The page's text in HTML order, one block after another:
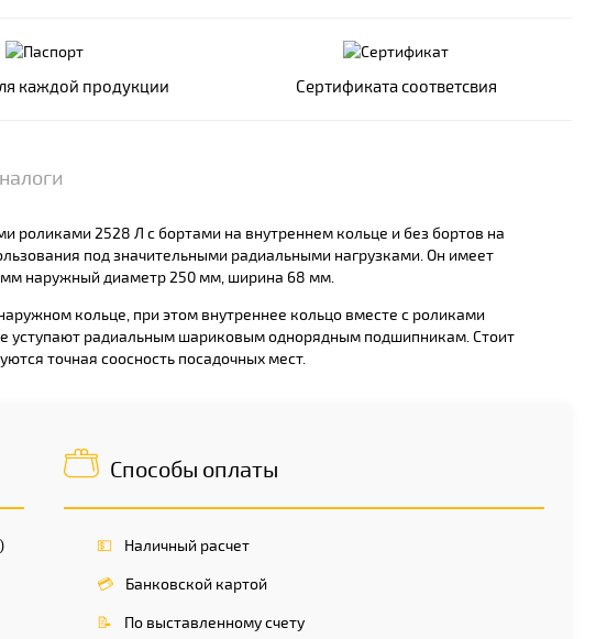
каждой продукции Сертификата соответсвия
2528 Л с бортами на внутреннем кольце и без бортов на
под значительными радиальными нагрузками. Он имеет
наружный диаметр 250 мм, ширина 68 мм.
кольце, при этом внутреннее кольцо вместе с роликами
уступают радиальным шариковым однорядным подшипникам. Стоит
точная соосность посадочных мест.
Способы оплаты
💵 Наличный расчет
💳 Банковской картой
📝 По выставленному счету